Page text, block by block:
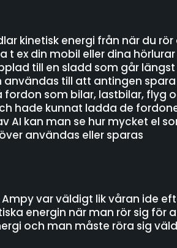
kinetisk energi från när du rör
ex din mobil eller dina hörlurar
till en sladd som går
till att antingen
fordon som bilar, lastbilar, flyg
hade kunnat ladda de
AI kan man se hur mycket el
användas eller sparas
var väldigt lik våran ide
energin när man rör sig för
och man måste röra sig